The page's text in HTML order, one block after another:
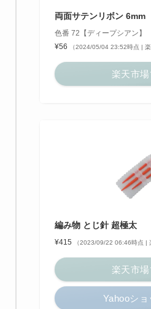
両面サテンリボン 6mm
色番 72【ディープシアン】
¥56
（2024/05/04 23:52時点 | 楽
楽天市
編み物 とじ針 超極太
¥415 （2023/09/22 06:46時点 |
楽天市
Yahooシ